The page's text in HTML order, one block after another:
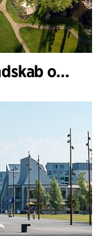
Carlsberg Central Office Landskab og renovering af Carl Jacobsens Hage